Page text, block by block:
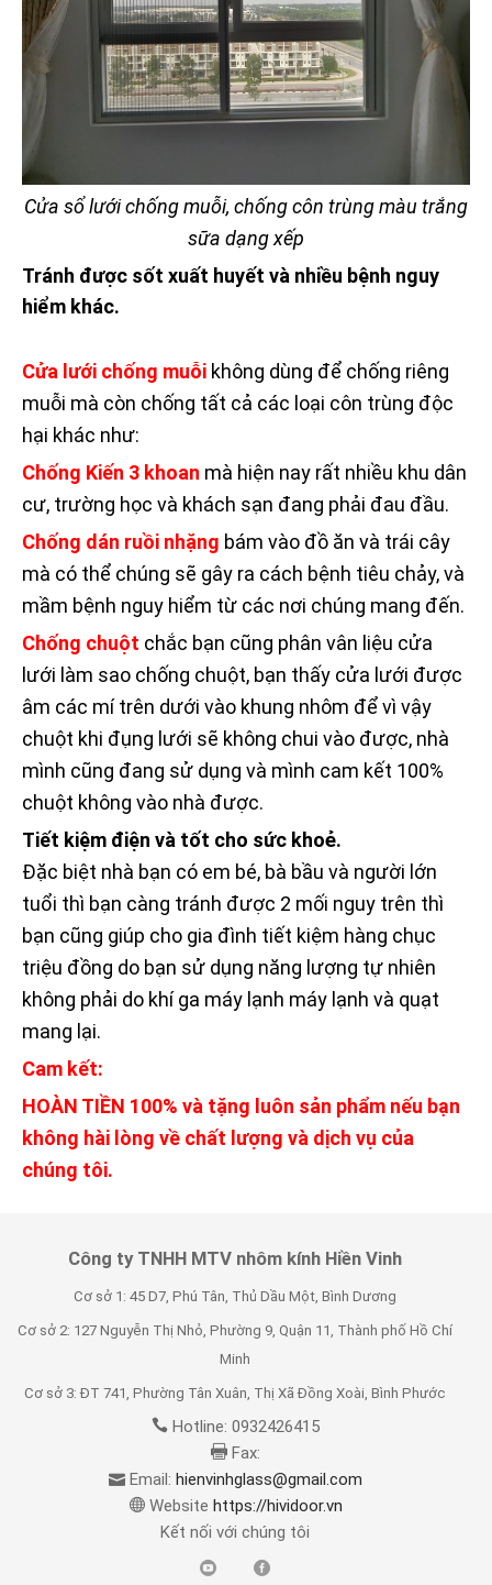
Cửa sổ lưới chống muỗi, chống côn trùng màu trắng
sữa dạng xếp
Tránh được sốt xuất huyết và nhiều bệnh nguy
hiểm khác.
Cửa lưới chống muỗi không dùng để chống riêng
muỗi mà còn chống tất cả các loại côn trùng độc
hại khác như:
Chống Kiến 3 khoan mà hiện nay rất nhiều khu dân
cư, trường học và khách sạn đang phải đau đầu.
Chống dán ruồi nhặng bám vào đồ ăn và trái cây
mà có thể chúng sẽ gây ra cách bệnh tiêu chảy, và
mầm bệnh nguy hiểm từ các nơi chúng mang đến.
Chống chuột chắc bạn cũng phân vân liệu cửa
lưới làm sao chống chuột, bạn thấy cửa lưới được
âm các mí trên dưới vào khung nhôm để vì vậy
chuột khi đụng lưới sẽ không chui vào được, nhà
mình cũng đang sử dụng và mình cam kết 100%
chuột không vào nhà được.
Tiết kiệm điện và tốt cho sức khoẻ.
Đặc biệt nhà bạn có em bé, bà bầu và người lớn
tuổi thì bạn càng tránh được 2 mối nguy trên thì
bạn cũng giúp cho gia đình tiết kiệm hàng chục
triệu đồng do bạn sử dụng năng lượng tự nhiên
không phải do khí ga máy lạnh máy lạnh và quạt
mang lại.
Cam kết:
HOÀN TIỀN 100% và tặng luôn sản phẩm nếu bạn
không hài lòng về chất lượng và dịch vụ của
chúng tôi.
Công ty TNHH MTV nhôm kính Hiền Vinh
Cơ sở 1: 45 D7, Phú Tân, Thủ Dầu Một, Bình Dương
Cơ sở 2: 127 Nguyễn Thị Nhỏ, Phường 9, Quận 11, Thành phố Hồ Chí
Minh
Cơ sở 3: ĐT 741, Phường Tân Xuân, Thị Xã Đồng Xoài, Bình Phước
Hotline: 0932426415
Fax:
Email: hienvinhglass@gmail.com
Website https://hividoor.vn
Kết nối với chúng tôi